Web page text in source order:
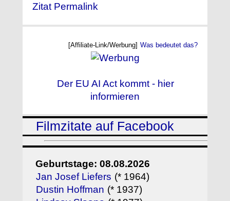
Zitat Permalink
[Affiliate-Link/Werbung] Was bedeutet das?
Der EU AI Act kommt - hier
informieren
Filmzitate auf Facebook
Geburtstage: 08.08.2026
Jan Josef Liefers (* 1964)
Dustin Hoffman (* 1937)